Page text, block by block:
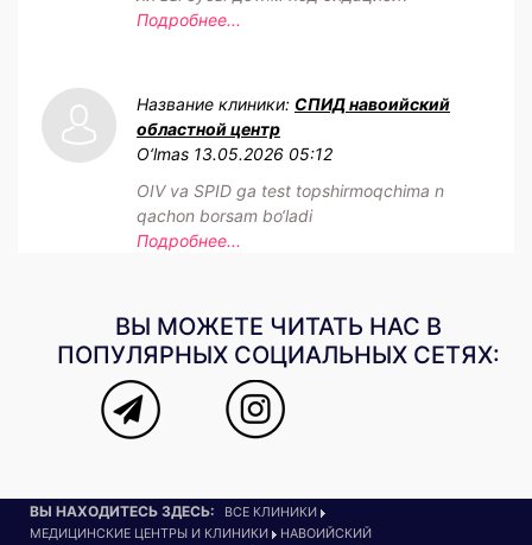
Подробнее...
Название клиники: СПИД навоийский
областной центр
O‘lmas 13.05.2026 05:12
OIV va SPID ga test topshirmoqchima n
qachon borsam bo‘ladi
Подробнее...
ВЫ МОЖЕТЕ ЧИТАТЬ НАС В
ПОПУЛЯРНЫХ СОЦИАЛЬНЫХ СЕТЯХ:
ВЫ НАХОДИТЕСЬ ЗДЕСЬ:
ВСЕ КЛИНИКИ
МЕДИЦИНСКИЕ ЦЕНТРЫ И КЛИНИКИ
НАВОИЙСКИЙ